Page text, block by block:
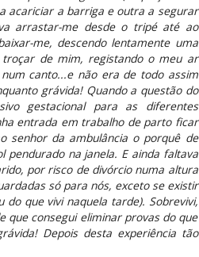
acariciar a barriga e outra a segurar
arrastar-me desde o tripé até ao
me, descendo lentamente uma
de mim, registando o meu ar
canto...e não era de todo assim
grávida! Quando a questão do
gestacional para as diferentes
entrada em trabalho de parto ficar
senhor da ambulância o porquê de
na janela. E ainda faltava
por risco de divórcio numa altura
só para nós, exceto se existir
que vivi naquela tarde). Sobrevivi,
que consegui eliminar provas do que
Depois desta experiência tão